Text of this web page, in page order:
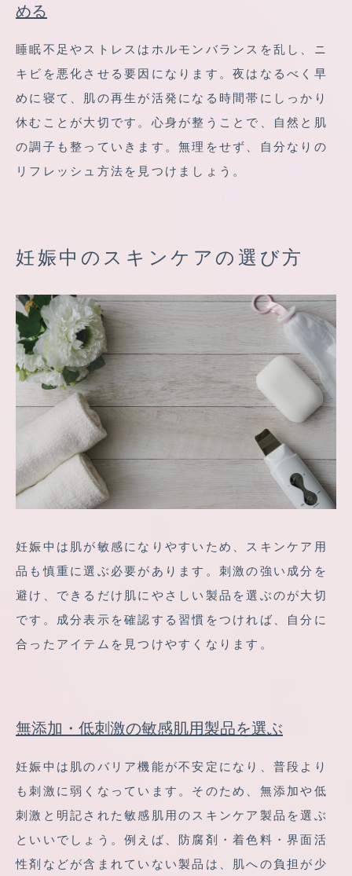
める
睡眠不足やストレスはホルモンバランスを乱し、ニ
キビを悪化させる要因になります。夜はなるべく早
めに寝て、肌の再生が活発になる時間帯にしっかり
休むことが大切です。心身が整うことで、自然と肌
の調子も整っていきます。無理をせず、自分なりの
リフレッシュ方法を見つけましょう。
妊娠中のスキンケアの選び方
妊娠中は肌が敏感になりやすいため、スキンケア用
品も慎重に選ぶ必要があります。刺激の強い成分を
避け、できるだけ肌にやさしい製品を選ぶのが大切
です。成分表示を確認する習慣をつければ、自分に
合ったアイテムを見つけやすくなります。
無添加・低刺激の敏感肌用製品を選ぶ
妊娠中は肌のバリア機能が不安定になり、普段より
も刺激に弱くなっています。そのため、無添加や低
刺激と明記された敏感肌用のスキンケア製品を選ぶ
といいでしょう。例えば、防腐剤・着色料・界面活
性剤などが含まれていない製品は、肌への負担が少